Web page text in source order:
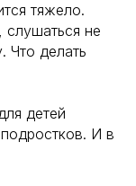
тяжело.
не
Что делать
детей
И в